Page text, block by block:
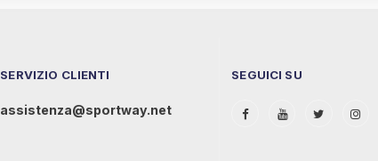
SERVIZIO CLIENTI
assistenza@sportway.net
SEGUICI SU